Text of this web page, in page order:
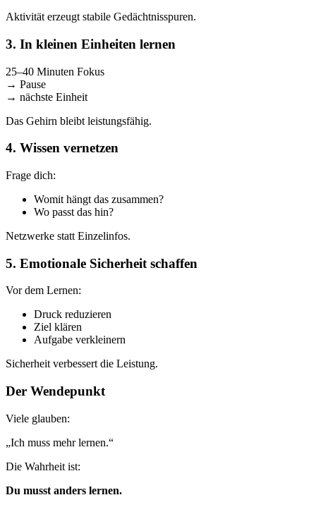
Aktivität erzeugt stabile Gedächtnisspuren.
3. In kleinen Einheiten lernen
25–40 Minuten Fokus
→ Pause
→ nächste Einheit
Das Gehirn bleibt leistungsfähig.
4. Wissen vernetzen
Frage dich:
Womit hängt das zusammen?
Wo passt das hin?
Netzwerke statt Einzelinfos.
5. Emotionale Sicherheit schaffen
Vor dem Lernen:
Druck reduzieren
Ziel klären
Aufgabe verkleinern
Sicherheit verbessert die Leistung.
Der Wendepunkt
Viele glauben:
„Ich muss mehr lernen.“
Die Wahrheit ist:
Du musst anders lernen.